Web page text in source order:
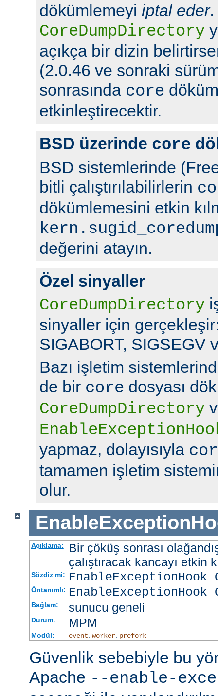
dökümlemeyi iptal eder.
CoreDumpDirectory
açıkça bir dizin
(2.0.46 ve sonraki
sonrasında core
etkinleştirecektir.
BSD üzerinde core
BSD sistemlerinde
bitli çalıştırılabilirlerin
dökümlemesini etkin
değerini atayın.
Özel sinyaller
CoreDumpDirectory
sinyaller için
SIGABORT, SIGSEGV
Bazı işletim
de bir core dosyası
CoreDumpDirectory
yapmaz, dolayısıyla
tamamen işletim
olur.
Açıklama:
Bir çöküş sonrası
çalıştıracak kancayı etkin
Sözdizimi: EnableExceptionHook
Öntanımlı: EnableExceptionHook
Bağlam: sunucu geneli
Durum: MPM
Modül: event worker, prefork
Güvenlik sebebiyle bu
Apache --enable-